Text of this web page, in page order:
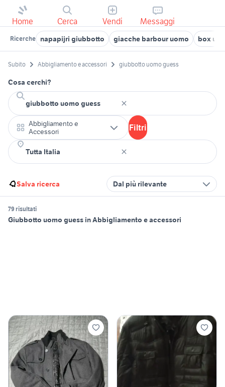
Home Cerca Vendi Messaggi
Ricerche napapijri giubbotto giacche barbour uomo box
Subito Abbigliamento e accessori giubbotto uomo guess
Cosa cerchi?
Abbigliamento e
Accessori
Filtri
Salva ricerca Dal più rilevante
79 risultati
Giubbotto uomo guess in Abbigliamento e accessori